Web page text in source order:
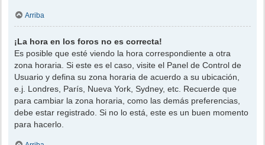
Arriba
¡La hora en los foros no es correcta!
Es posible que esté viendo la hora correspondiente a otra
zona horaria. Si este es el caso, visite el Panel de Control de
Usuario y defina su zona horaria de acuerdo a su ubicación,
e.j. Londres, París, Nueva York, Sydney, etc. Recuerde que
para cambiar la zona horaria, como las demás preferencias,
debe estar registrado. Si no lo está, este es un buen momento
para hacerlo.